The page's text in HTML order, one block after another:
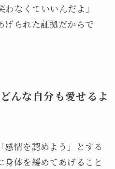
なくていいんだよ」
げられた証拠だからで
んな自分も愛せるよ
情を認めよう」とする
体を緩めてあげること